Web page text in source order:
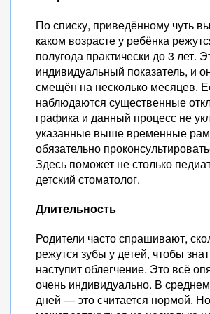
По списку, приведённому чуть
каком возрасте у ребёнка
полугода практически до 3 лет.
индивидуальный показатель, и
смещён на несколько месяцев.
наблюдаются существенные
графика и данный процесс не
указанные выше временные
обязательно
Здесь поможет не столько
детский стоматолог.
Длительность
Родители часто спрашивают,
режутся зубы у детей, чтобы
наступит облегчение. Это всё
очень индивидуально. В
дней — это считается нормой.